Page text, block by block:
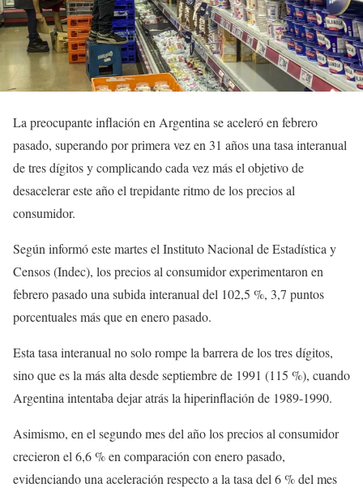
La preocupante inflación en Argentina se aceleró en febrero
pasado, superando por primera vez en 31 años una tasa interanual
de tres dígitos y complicando cada vez más el objetivo de
desacelerar este año el trepidante ritmo de los precios al
consumidor.
Según informó este martes el Instituto Nacional de Estadística y
Censos (Indec), los precios al consumidor experimentaron en
febrero pasado una subida interanual del 102,5 %, 3,7 puntos
porcentuales más que en enero pasado.
Esta tasa interanual no solo rompe la barrera de los tres dígitos,
sino que es la más alta desde septiembre de 1991 (115 %), cuando
Argentina intentaba dejar atrás la hiperinflación de 1989-1990.
Asimismo, en el segundo mes del año los precios al consumidor
crecieron el 6,6 % en comparación con enero pasado,
evidenciando una aceleración respecto a la tasa del 6 % del mes